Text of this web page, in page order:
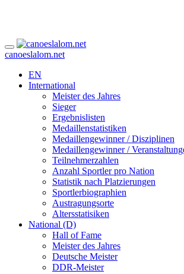
canoeslalom.net
EN
International
Meister des Jahres
Sieger
Ergebnislisten
Medaillenstatistiken
Medaillengewinner / Disziplinen
Medaillengewinner /
Teilnehmerzahlen
Anzahl Sportler pro Nation
Statistik nach Platzierungen
Sportlerbiographien
Austragungsorte
Altersstatisiken
National (D)
Hall of Fame
Meister des Jahres
Deutsche Meister
DDR-Meister